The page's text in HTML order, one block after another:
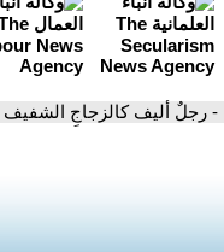
- رجلٌ أليف كالزجاجِ الشفيف